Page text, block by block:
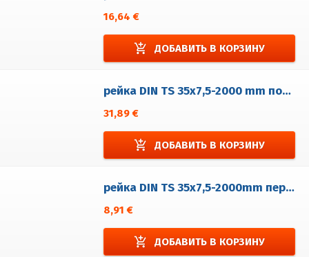
16,64 €
add_shopping_cart ДОБАВИТЬ В КОРЗИНУ
рейка DIN TS 35x7,5-2000 mm полный нержавеющей стали
31,89 €
add_shopping_cart ДОБАВИТЬ В КОРЗИНУ
рейка DIN TS 35x7,5-2000mm перфорованá 5,2x25 поцинкованá
8,91 €
add_shopping_cart ДОБАВИТЬ В КОРЗИНУ